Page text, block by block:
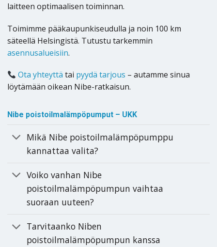
laitteen optimaalisen toiminnan.
Toimimme pääkaupunkiseudulla ja noin 100 km
säteellä Helsingistä. Tutustu tarkemmin
asennusalueisiin.
Ota yhteyttä tai pyydä tarjous – autamme sinua
löytämään oikean Nibe-ratkaisun.
Nibe poistoilmalämpöpumput – UKK
Mikä Nibe poistoilmalämpöpumppu
kannattaa valita?
Voiko vanhan Nibe
poistoilmalämpöpumpun vaihtaa
suoraan uuteen?
Tarvitaanko Niben
poistoilmalämpöpumpun kanssa